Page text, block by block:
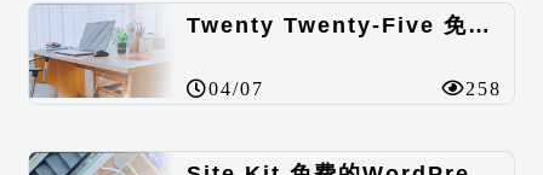
Twenty Twenty-Five 免费的WordPress内容主题
04/07 258